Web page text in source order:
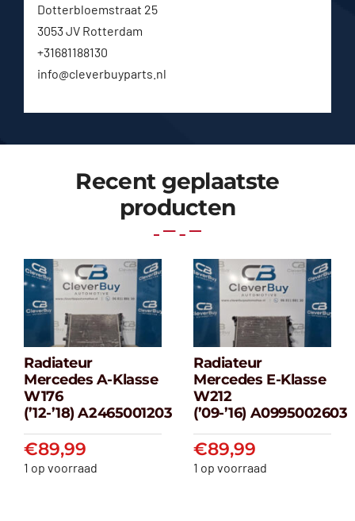
Dotterbloemstraat 25
3053 JV Rotterdam
+31681188130
info@cleverbuyparts.nl
Recent geplaatste
producten
Radiateur
Mercedes A-
klasse W176
(’12-’18) A2465001203
€89,99
Radiateur
Mercedes A-Klasse
W176
(’12-’18) A2465001203
€89,99
1 op voorraad
Radiateur
Mercedes E-
klasse W212
(’09-’16)
€89,99
Radiateur
Mercedes E-Klasse
W212
(’09-’16) A0995002603
€89,99
1 op voorraad